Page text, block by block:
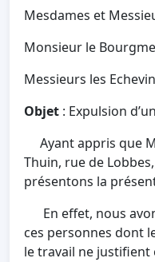
Mesdames et
Monsieur le
Messieurs les
Objet : Expulsion
Ayant appris que
Thuin, rue de
présentons la
En effet, nous
ces personnes dont
le travail ne justifient